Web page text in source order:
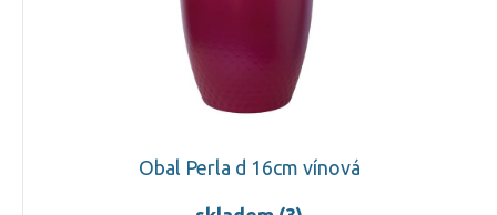
Obal Perla d 16cm vínová